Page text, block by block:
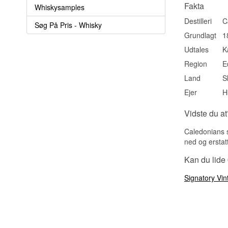
Whiskysamples
Søg På Pris - Whisky
Fakta
Destilleri
Grundlagt
Udtales
Region
Land
Ejer
Vidste du
Caledonians
ned og
Kan du
Signatory